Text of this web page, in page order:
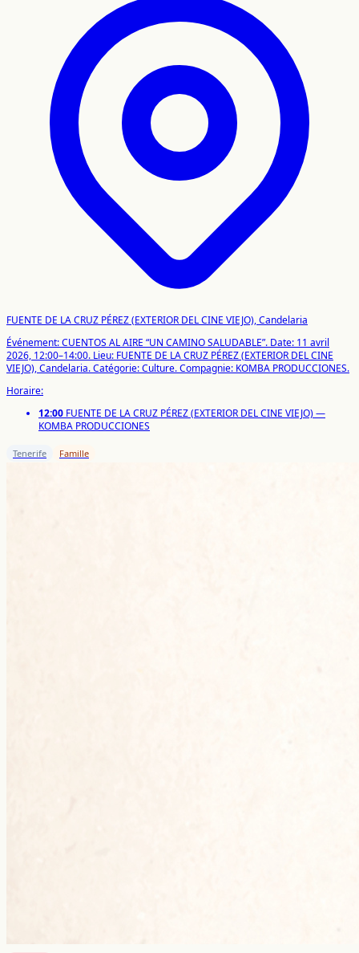
FUENTE DE LA CRUZ PÉREZ (EXTERIOR DEL CINE VIEJO), Candelaria
Événement: CUENTOS AL AIRE “UN CAMINO SALUDABLE”. Date: 11 avril
2026, 12:00–14:00. Lieu: FUENTE DE LA CRUZ PÉREZ (EXTERIOR DEL CINE
VIEJO), Candelaria.Catégorie: Culture.Compagnie: KOMBA PRODUCCIONES.
Horaire:
12:00 FUENTE DE LA CRUZ PÉREZ (EXTERIOR DEL CINE VIEJO) —
KOMBA PRODUCCIONES
Tenerife Famille